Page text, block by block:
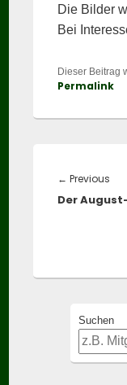
Die Bilder
Bei
Dieser Beitrag
Permalink
← Previous
Der
Sidebar
Widget
Area
Suchen